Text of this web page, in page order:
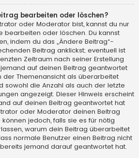
bearbeiten oder löschen?
oder Moderator bist, kannst du nur
bearbeiten oder löschen. Du kannst
indem du das „Ändere Beitrag“-
Beitrag anklickst; eventuell ist
Zeitraum nach seiner Erstellung
auf deinen Beitrag geantwortet
der Themenansicht als überarbeitet
sowohl die Anzahl als auch der letzte
angezeigt. Dieser Hinweis erscheint
auf deinen Beitrag geantwortet hat
oder Moderator deinen Beitrag
jedoch, falls sie es für nötig
warum dein Beitrag überarbeitet
normale Benutzer einen Beitrag nicht
jemand darauf geantwortet hat.